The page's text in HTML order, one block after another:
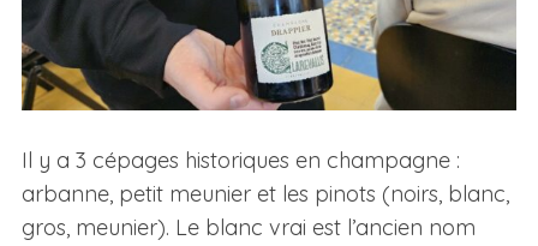
Il y a 3 cépages historiques en champagne :
arbanne, petit meunier et les pinots (noirs, blanc,
gros, meunier). Le blanc vrai est l’ancien nom